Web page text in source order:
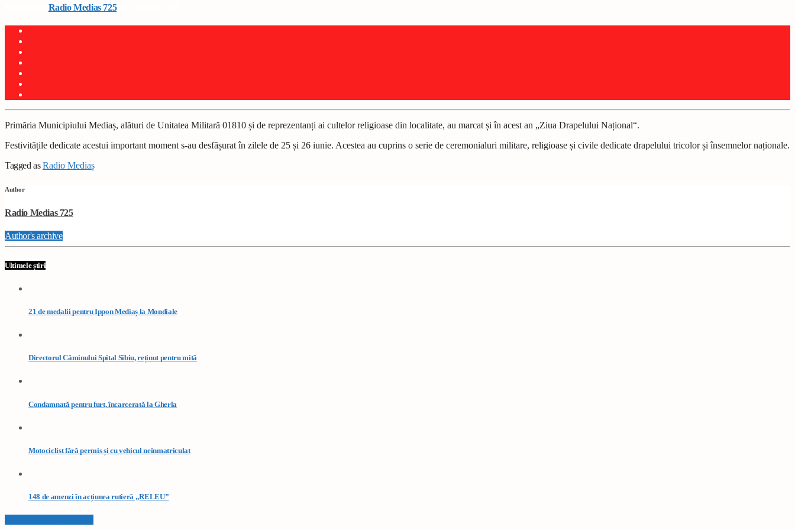
Radio Medias 725on 25 iunie 2025
Primăria Municipiului Mediaș, alături de Unitatea Militară 01810 și de reprezentanți ai cultelor religioase din localitate, au marcat și în acest an „Ziua Drapelului Național“.
Festivitățile dedicate acestui important moment s-au desfășurat în zilele de 25 și 26 iunie. Acestea au cuprins o serie de ceremonialuri militare, religioase și civile dedicate drapelului tricolor și însemnelor naționale.
Tagged asRadio Mediaș
Author
Radio Medias 725
Author's archive
Ultimele știri
21 de medalii pentru Ippon Mediaș la Mondiale
Directorul Căminului Spital Sibiu, reținut pentru mită
Condamnată pentru furt, încarcerată la Gherla
Motociclist fără permis și cu vehicul neînmatriculat
148 de amenzi în acțiunea rutieră „RELEU”